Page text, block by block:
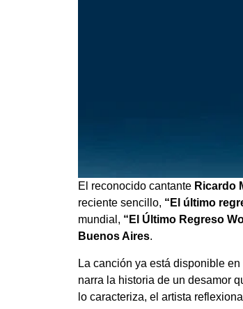
El reconocido cantante Ricardo
reciente sencillo, “El último
mundial, “El Último Regreso
Buenos Aires.
La canción ya está disponible en
narra la historia de un desamor
lo caracteriza, el artista